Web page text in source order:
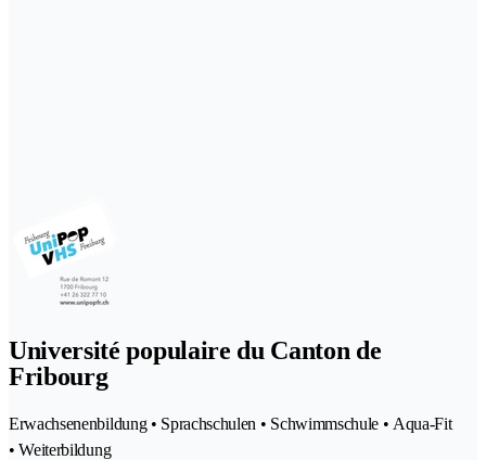
Université populaire du Canton de
Fribourg
Erwachsenenbildung • Sprachschulen • Schwimmschule • Aqua-Fit
• Weiterbildung